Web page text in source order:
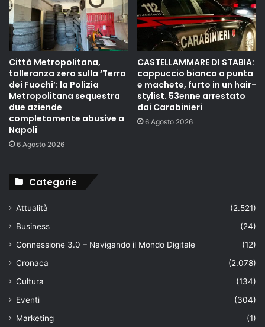
Città Metropolitana,
tolleranza zero sulla ‘Terra
dei Fuochi’: la Polizia
Metropolitana sequestra
due aziende
completamente abusive a
Napoli
6 Agosto 2026
CASTELLAMMARE DI STABIA:
cappuccio bianco a punta
e machete, furto in un hair-
stylist. 53enne arrestato
dai Carabinieri
6 Agosto 2026
Categorie
Attualità
(2.521)
Business
(24)
Connessione 3.0 – Navigando il Mondo Digitale
(12)
Cronaca
(2.078)
Cultura
(134)
Eventi
(304)
Marketing
(1)